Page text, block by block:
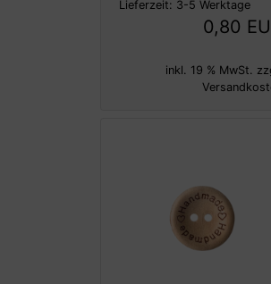
Lieferzeit: 3-5 Werktage
0,80
inkl. 19 % MwSt.